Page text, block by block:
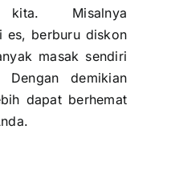
Misalnya
es, berburu diskon
masak sendiri
demikian
dapat berhemat